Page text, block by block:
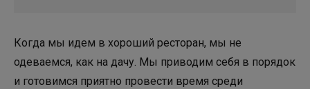
Когда мы идем в хороший ресторан, мы не
одеваемся, как на дачу. Мы приводим себя в порядок
и готовимся приятно провести время среди